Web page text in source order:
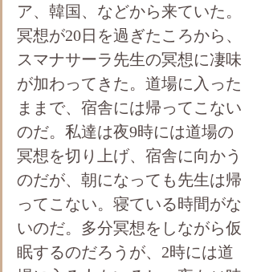
ア、韓国、などから来ていた。
冥想が20日を過ぎたころから、
スマナサーラ先生の冥想に凄味
が加わってきた。道場に入った
ままで、宿舎には帰ってこない
のだ。私達は夜9時には道場の
冥想を切り上げ、宿舎に向かう
のだが、朝になっても先生は帰
ってこない。寝ている時間がな
いのだ。多分冥想をしながら仮
眠するのだろうが、2時には道